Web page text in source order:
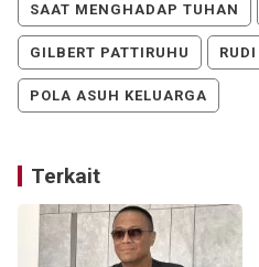
SAAT MENGHADAP TUHAN
GILBERT PATTIRUHU
POLA ASUH KELUARGA
Terkait